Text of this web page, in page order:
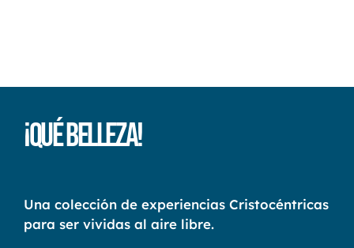
¡Qué Belleza!
Una colección de experiencias Cristocéntricas
para ser vividas al aire libre.